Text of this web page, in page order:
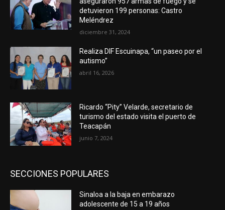
detuvieron 199 personas: Castro
Meléndrez
diciembre 31, 2024
Realiza DIF Escuinapa, “un paseo por el
autismo”
abril 16, 2026
Ricardo “Pity” Velarde, secretario de
turismo del estado visita el puerto de
Teacapán
junio 7, 2024
SECCIONES POPULARES
Sinaloa a la baja en embarazo
adolescente de 15 a 19 años